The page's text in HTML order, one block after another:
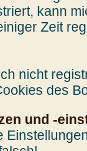
kann
Zeit
nicht
des
und -